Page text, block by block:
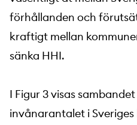
förhållanden och
kraftigt mellan
sänka HHI.
I Figur 3 visas
invånarantalet i Sveriges